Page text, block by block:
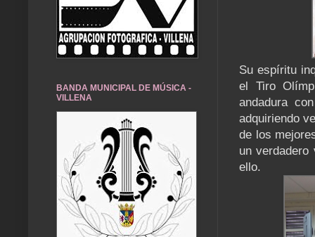
Su espíritu
el Tiro
andadura
adquiriendo
de los
un
ello.
BANDA MUNICIPAL DE MÚSICA -
VILLENA